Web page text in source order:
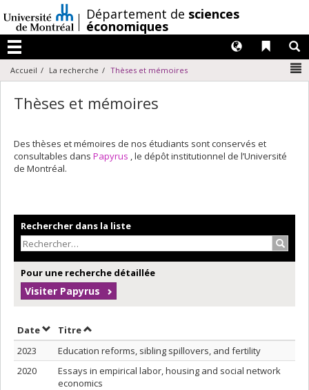
au
contenu
/Département de sciences
économiques
Menu
Liens
Langues
Accueil La recherche Thèses et mémoires
Thèses et mémoires
Des thèses et mémoires de nos étudiants sont conservés et
consultables dans Papyrus , le dépôt institutionnel de l’Université
de Montréal.
Rechercher dans la liste
Pour une recherche détaillée
Visiter Papyrus
DateTrier par date en ordre décroissant
TitreTrier par titre en ordre décroissant
2023
Education reforms, sibling spillovers, and fertility
2020
Essays in empirical labor, housing and social network
economics